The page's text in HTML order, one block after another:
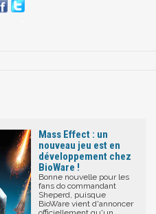
Mass Effect : un
nouveau jeu est en
développement chez
BioWare !
Bonne nouvelle pour les
fans do commandant
Sheperd, puisque
BioWare vient d'annoncer